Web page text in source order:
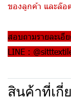
ของลูกค้า และล๊อ
สอบถามรายละเ
LINE :
สินค้าที่เกี่